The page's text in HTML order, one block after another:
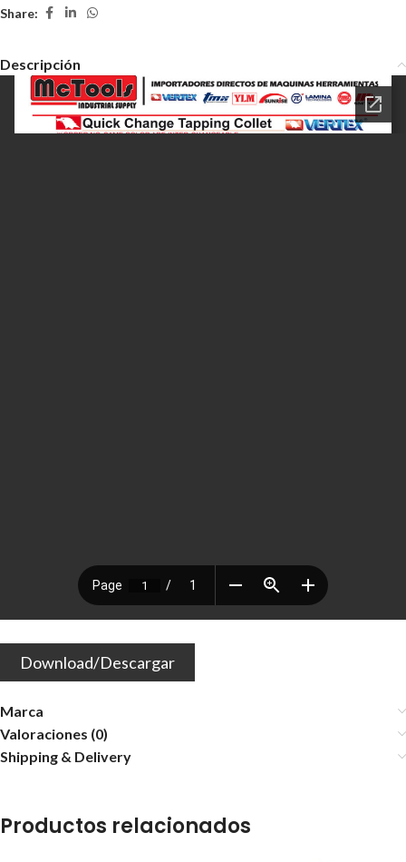
Share:
Descripción
Download/Descargar
Marca
Valoraciones (0)
Shipping & Delivery
Productos relacionados